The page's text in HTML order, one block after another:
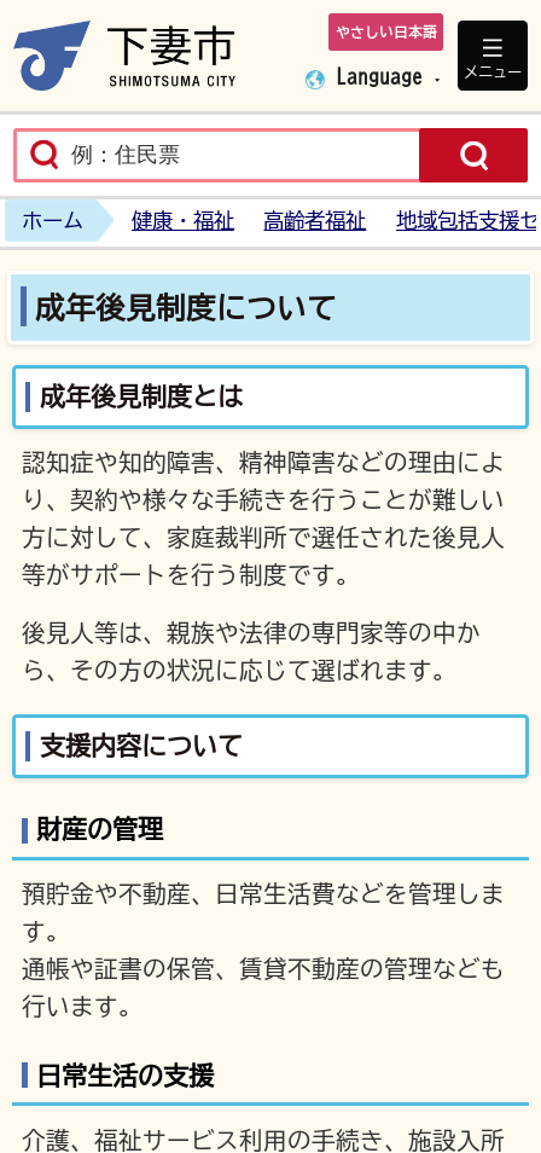
下妻市ホームペ
やさしい日本語
Language メニュー
ホーム 健康・福祉 高齢者福祉 地域包括支援
成年後見制度について
成年後見制度とは
認知症や知的障害、精神障害などの理由によ
り、契約や様々な手続きを行うことが難しい
方に対して、家庭裁判所で選任された後見人
等がサポートを行う制度です。
後見人等は、親族や法律の専門家等の中か
ら、その方の状況に応じて選ばれます。
支援内容について
財産の管理
預貯金や不動産、日常生活費などを管理しま
す。
通帳や証書の保管、賃貸不動産の管理なども
行います。
日常生活の支援
介護、福祉サービス利用の手続き、施設入所